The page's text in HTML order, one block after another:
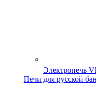
Электропечь
Печи для русской